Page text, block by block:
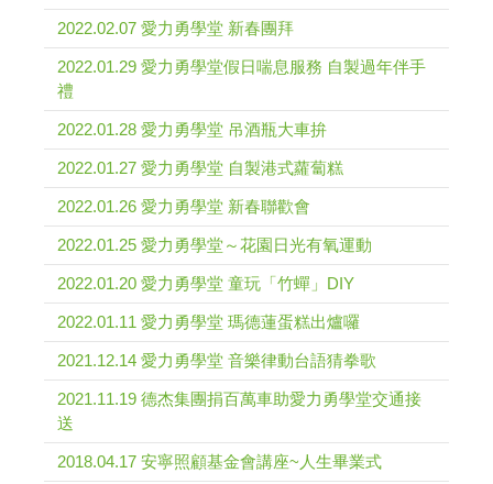
2022.02.07 愛力勇學堂 新春團拜
2022.01.29 愛力勇學堂假日喘息服務 自製過年伴手
禮
2022.01.28 愛力勇學堂 吊酒瓶大車拚
2022.01.27 愛力勇學堂 自製港式蘿蔔糕
2022.01.26 愛力勇學堂 新春聯歡會
2022.01.25 愛力勇學堂～花園日光有氧運動
2022.01.20 愛力勇學堂 童玩「竹蟬」DIY
2022.01.11 愛力勇學堂 瑪德蓮蛋糕出爐囉
2021.12.14 愛力勇學堂 音樂律動台語猜拳歌
2021.11.19 德杰集團捐百萬車助愛力勇學堂交通接
送
2018.04.17 安寧照顧基金會講座~人生畢業式